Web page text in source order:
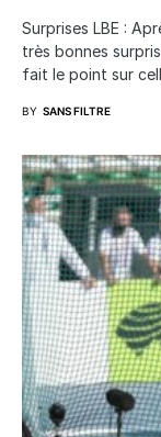
Surprises LBE :
très bonnes
fait le point sur
BY SANS FILTRE